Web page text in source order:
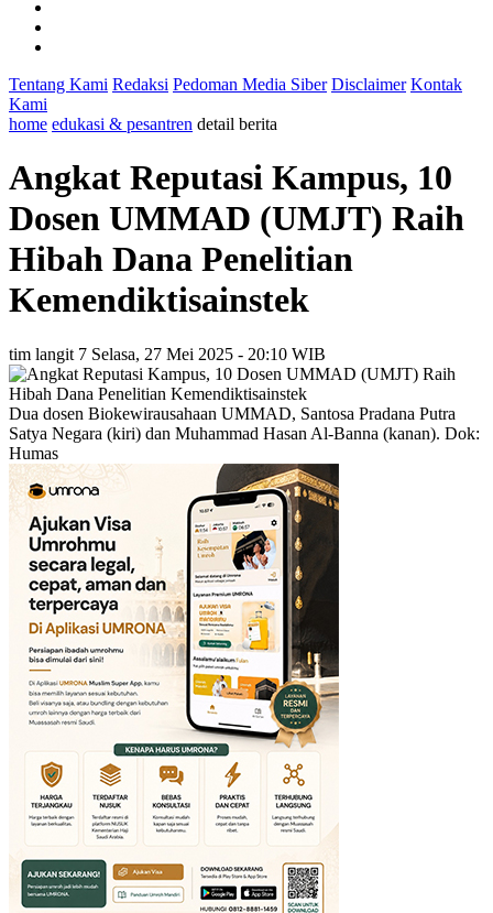
Tentang Kami Redaksi Pedoman Media Siber Disclaimer Kontak
Kami
home edukasi & pesantren detail berita
Angkat Reputasi Kampus, 10
Dosen UMMAD (UMJT) Raih
Hibah Dana Penelitian
Kemendiktisainstek
tim langit 7 Selasa, 27 Mei 2025 - 20:10 WIB
Dua dosen Biokewirausahaan UMMAD, Santosa Pradana Putra
Satya Negara (kiri) dan Muhammad Hasan Al-Banna (kanan). Dok:
Humas